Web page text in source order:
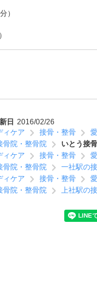
）
日 2016/02/26
ィケア 接骨・整骨
骨院・整骨院
いとう接
ィケア 接骨・整骨
骨院・整骨院
一社駅の
ィケア 接骨・整骨
骨院・整骨院
上社駅の